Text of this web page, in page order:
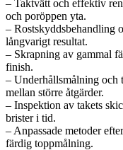
– Taktvätt och effektiv
och poröppen yta.
– Rostskyddsbehandling
långvarigt resultat.
– Skrapning av gammal
finish.
– Underhållsmålning och
mellan större åtgärder.
– Inspektion av takets
brister i tid.
– Anpassade metoder
färdig toppmålning.